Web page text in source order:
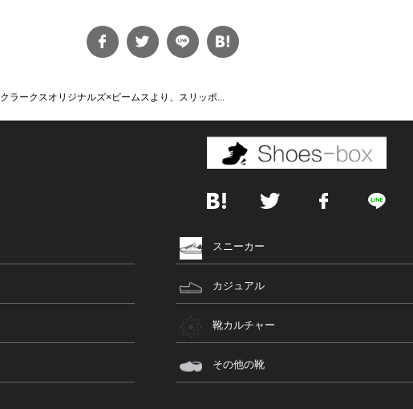
クラークスオリジナルズ×ビームスより、スリッポ...
スニーカー
カジュアル
靴カルチャー
その他の靴